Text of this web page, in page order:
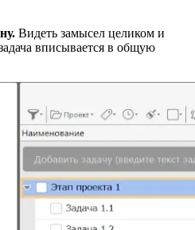
Видеть замысел целиком и
вписывается в общую